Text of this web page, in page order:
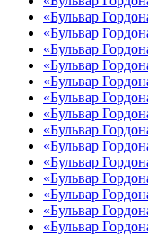
«Бульвар
«Бульвар
«Бульвар
«Бульвар
«Бульвар
«Бульвар
«Бульвар
«Бульвар
«Бульвар
«Бульвар
«Бульвар
«Бульвар
«Бульвар
«Бульвар